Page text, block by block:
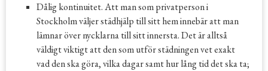
Dålig kontinuitet. Att man som privatperson i
Stockholm väljer städhjälp till sitt hem innebär att man
lämnar över nycklarna till sitt innersta. Det är alltså
väldigt viktigt att den som utför städningen vet exakt
vad den ska göra, vilka dagar samt hur lång tid det ska ta;